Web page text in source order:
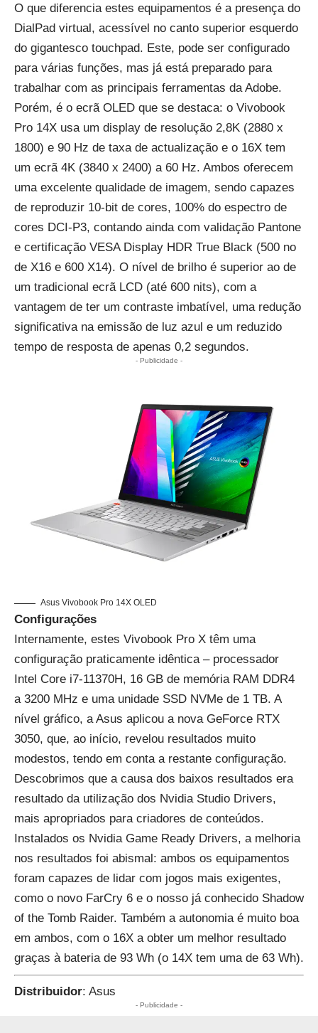
O que diferencia estes equipamentos é a presença do
DialPad virtual, acessível no canto superior esquerdo
do gigantesco touchpad. Este, pode ser configurado
para várias funções, mas já está preparado para
trabalhar com as principais ferramentas da Adobe.
Porém, é o ecrã OLED que se destaca: o Vivobook
Pro 14X usa um display de resolução 2,8K (2880 x
1800) e 90 Hz de taxa de actualização e o 16X tem
um ecrã 4K (3840 x 2400) a 60 Hz. Ambos oferecem
uma excelente qualidade de imagem, sendo capazes
de reproduzir 10-bit de cores, 100% do espectro de
cores DCI-P3, contando ainda com validação Pantone
e certificação VESA Display HDR True Black (500 no
de X16 e 600 X14). O nível de brilho é superior ao de
um tradicional ecrã LCD (até 600 nits), com a
vantagem de ter um contraste imbatível, uma redução
significativa na emissão de luz azul e um reduzido
tempo de resposta de apenas 0,2 segundos.
- Publicidade -
Asus Vivobook Pro 14X OLED
Configurações
Internamente, estes Vivobook Pro X têm uma
configuração praticamente idêntica – processador
Intel Core i7-11370H, 16 GB de memória RAM DDR4
a 3200 MHz e uma unidade SSD NVMe de 1 TB. A
nível gráfico, a Asus aplicou a nova GeForce RTX
3050, que, ao início, revelou resultados muito
modestos, tendo em conta a restante configuração.
Descobrimos que a causa dos baixos resultados era
resultado da utilização dos Nvidia Studio Drivers,
mais apropriados para criadores de conteúdos.
Instalados os Nvidia Game Ready Drivers, a melhoria
nos resultados foi abismal: ambos os equipamentos
foram capazes de lidar com jogos mais exigentes,
como o novo FarCry 6 e o nosso já conhecido Shadow
of the Tomb Raider. Também a autonomia é muito boa
em ambos, com o 16X a obter um melhor resultado
graças à bateria de 93 Wh (o 14X tem uma de 63 Wh).
Distribuidor: Asus
- Publicidade -